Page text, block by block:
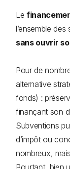
Le
l’ensemble
sans ouvrir
Pour de
alternative
fonds) :
finançant son
Subventions
d’impôt ou
nombreux,
Pourtant, bien